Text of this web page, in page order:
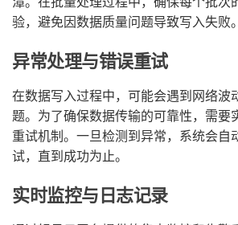
验，避免因数据质量问题导致写入失败。
异常处理与错误重试
在数据写入过程中，可能会遇到网络波
题。为了确保数据传输的可靠性，需要
重试机制。一旦检测到异常，系统会自
试，直到成功为止。
实时监控与日志记录